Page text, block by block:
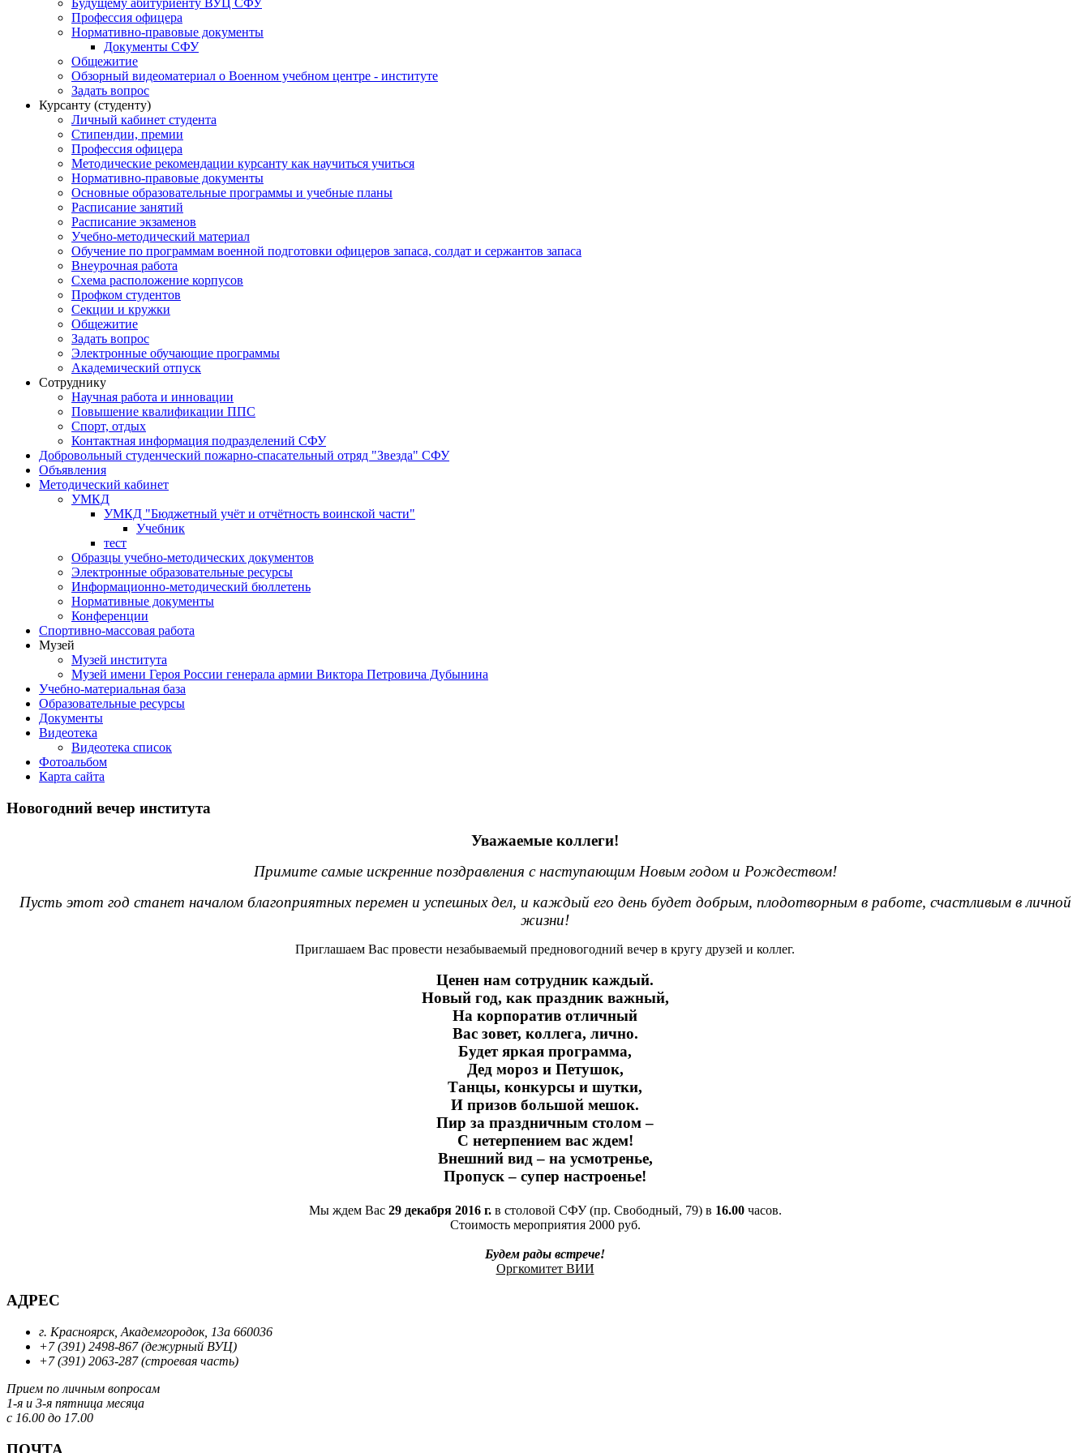
Будущему абитуриенту ВУЦ СФУ
Профессия офицера
Нормативно-правовые документы
Документы СФУ
Общежитие
Обзорный видеоматериал о Военном учебном центре - институте
Задать вопрос
Курсанту (студенту)
Личный кабинет студента
Стипендии, премии
Профессия офицера
Методические рекомендации курсанту как научиться учиться
Нормативно-правовые документы
Основные образовательные программы и учебные планы
Расписание занятий
Расписание экзаменов
Учебно-методический материал
Обучение по программам военной подготовки офицеров запаса, солдат и сержантов запаса
Внеурочная работа
Схема расположение корпусов
Профком студентов
Секции и кружки
Общежитие
Задать вопрос
Электронные обучающие программы
Академический отпуск
Сотруднику
Научная работа и инновации
Повышение квалификации ППС
Спорт, отдых
Контактная информация подразделений СФУ
Добровольный студенческий пожарно-спасательный отряд "Звезда" СФУ
Объявления
Методический кабинет
УМКД
УМКД "Бюджетный учёт и отчётность воинской части"
Учебник
тест
Образцы учебно-методических документов
Электронные образовательные ресурсы
Информационно-методический бюллетень
Нормативные документы
Конференции
Спортивно-массовая работа
Музей
Музей института
Музей имени Героя России генерала армии Виктора Петровича Дубынина
Учебно-материальная база
Образовательные ресурсы
Документы
Видеотека
Видеотека список
Фотоальбом
Карта сайта
Новогодний вечер института
Уважаемые коллеги!
Примите самые искренние поздравления с наступающим Новым годом и Рождеством!
Пусть этот год станет началом благоприятных перемен и успешных дел, и каждый его день будет добрым, плодотворным в работе, счастливым в личной
жизни!
Приглашаем Вас провести незабываемый предновогодний вечер в кругу друзей и коллег.
Ценен нам сотрудник каждый.
Новый год, как праздник важный,
На корпоратив отличный
Вас зовет, коллега, лично.
Будет яркая программа,
Дед мороз и Петушок,
Танцы, конкурсы и шутки,
И призов большой мешок.
Пир за праздничным столом –
С нетерпением вас ждем!
Внешний вид – на усмотренье,
Пропуск – супер настроенье!
Мы ждем Вас 29 декабря 2016 г.в столовой СФУ (пр. Свободный, 79) в 16.00часов.
Стоимость мероприятия 2000 руб.
Будем рады встрече!
Оргкомитет ВИИ
АДРЕС
г. Красноярск, Академгородок, 13а 660036
+7 (391) 2498-867 (дежурный ВУЦ)
+7 (391) 2063-287 (строевая часть)
Прием по личным вопросам
1-я и 3-я пятница месяца
с 16.00 до 17.00
ПОЧТА